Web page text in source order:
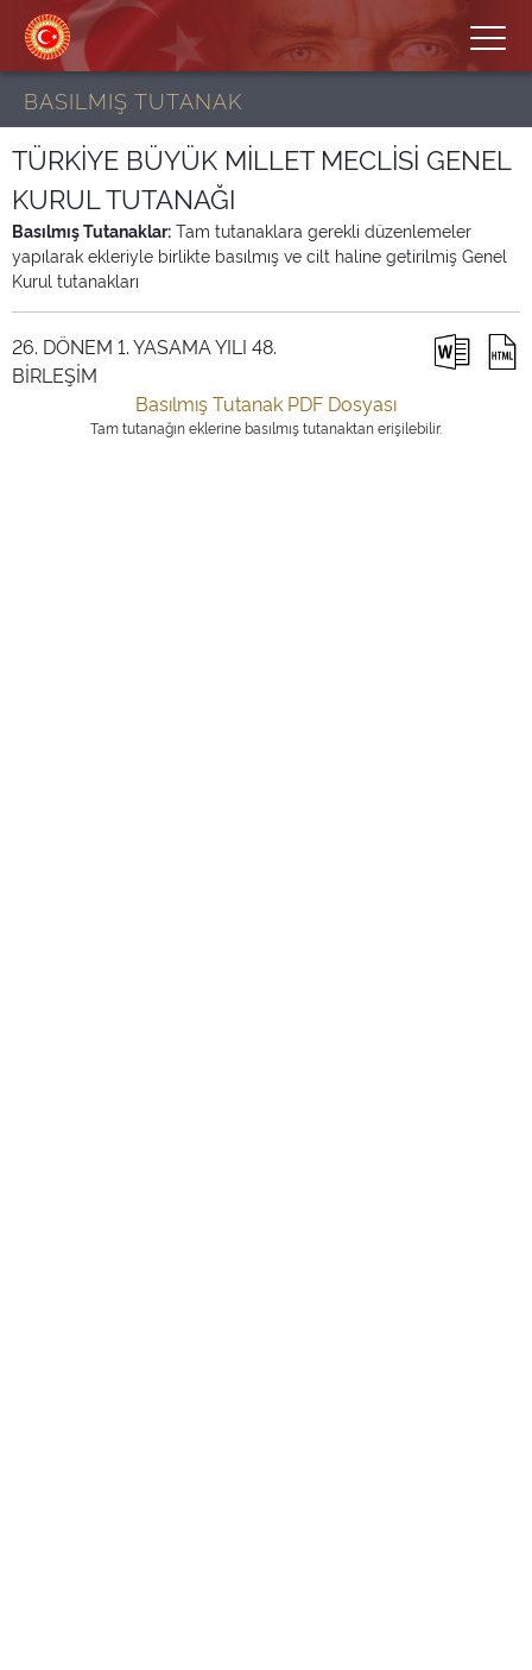
BASILMIŞ TUTANAK
TÜRKİYE BÜYÜK MİLLET MECLİSİ GENEL
KURUL TUTANAĞI
Basılmış Tutanaklar: Tam tutanaklara gerekli düzenlemeler
yapılarak ekleriyle birlikte basılmış ve cilt haline getirilmiş Genel
Kurul tutanakları
26. DÖNEM 1. YASAMA YILI 48.
BİRLEŞİM
Basılmış Tutanak PDF Dosyası
Tam tutanağın eklerine basılmış tutanaktan erişilebilir.